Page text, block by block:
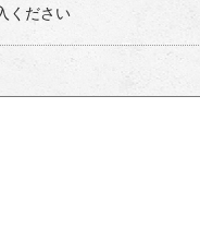
ください